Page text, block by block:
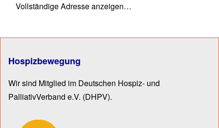
Vollständige Adresse anzeigen…
Hospizbewegung
Wir sind Mitglied im Deutschen Hospiz- und
PalliativVerband e.V. (DHPV).